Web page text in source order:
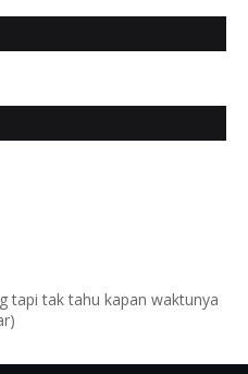
tapi tak tahu kapan waktunya